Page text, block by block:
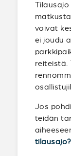
voivat
ei joudu
reiteistä.
Jos
teidän